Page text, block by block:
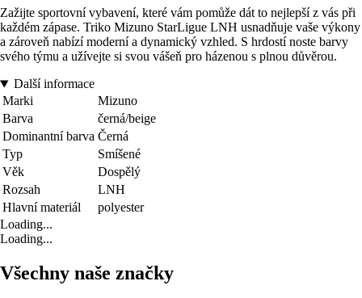
Zažijte sportovní vybavení, které vám pomůže dát to nejlepší z vás při
každém zápase. Triko Mizuno StarLigue LNH usnadňuje vaše výkony
a zároveň nabízí moderní a dynamický vzhled. S hrdostí noste barvy
svého týmu a užívejte si svou vášeň pro házenou s plnou důvěrou.
Další informace
Marki
Mizuno
Barva
černá/beige
Dominantní barva Černá
Typ
Smíšené
Věk
Dospělý
Rozsah
LNH
Hlavní materiál
polyester
Loading...
Loading...
Všechny naše značky